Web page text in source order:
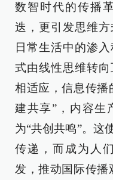
数智时代的传播
迭，更引发思维
日常生活中的渗
式由线性思维转
相适应，信息传播
建共享”，内容生
为“共创共鸣”。这
传递，而成为人
发，推动国际传播